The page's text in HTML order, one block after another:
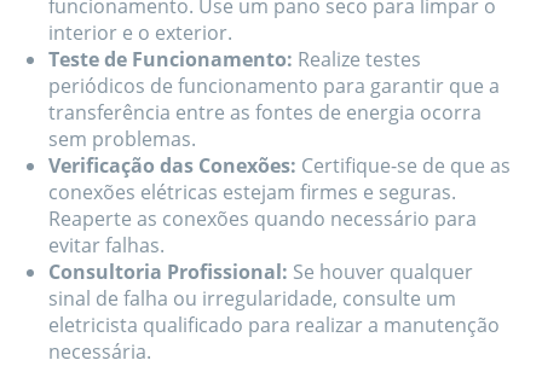
funcionamento. Use um pano seco para limpar o
interior e o exterior.
Teste de Funcionamento: Realize testes
periódicos de funcionamento para garantir que a
transferência entre as fontes de energia ocorra
sem problemas.
Verificação das Conexões: Certifique-se de que as
conexões elétricas estejam firmes e seguras.
Reaperte as conexões quando necessário para
evitar falhas.
Consultoria Profissional: Se houver qualquer
sinal de falha ou irregularidade, consulte um
eletricista qualificado para realizar a manutenção
necessária.